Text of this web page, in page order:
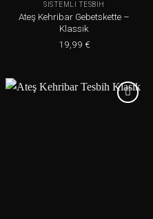
SISTEMLI TESBIH
Ateş Kehribar Gebetskette –
Klassik
19,99 €